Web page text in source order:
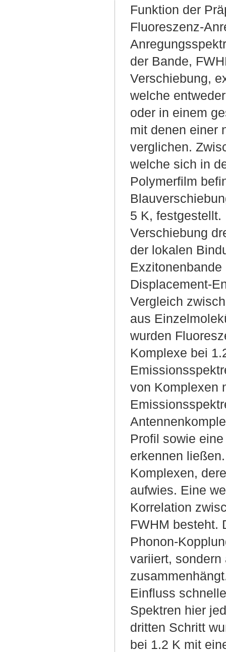
Funktion der
Fluoreszenz-
der Bande,
Verschiebung,
welche
oder in einem
mit denen einer
verglichen.
welche sich in
Polymerfilm
5 K,
Verschiebung
der lokalen
Displacement-
Vergleich
aus
wurden
Komplexe bei
von Komplexen
Profil sowie
erkennen
Komplexen,
aufwies. Eine
Korrelation
FWHM besteht.
Phonon-
variiert,
Einfluss
Spektren hier
dritten Schritt
bei 1.2 K mit